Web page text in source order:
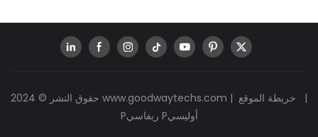
www.goodwaytechs.com |
|
Pريفاسي Pأوليسي